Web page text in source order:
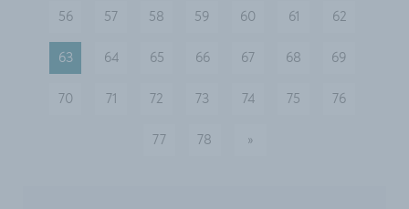
56 57 58 59 60 61 62
63 64 65 66 67 68 69
70 71 72 73 74 75 76
77 78 »